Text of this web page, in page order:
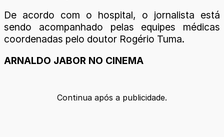
De acordo com o hospital, o jornalista está
sendo acompanhado pelas equipes médicas
coordenadas pelo doutor Rogério Tuma.
ARNALDO JABOR NO CINEMA
Continua após a publicidade.